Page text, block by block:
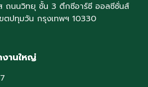
ถนนวิทยุ ชั้น 3 ตึกซีอาร์ซี ออลซีซั่นส์
ตปทุมวัน กรุงเทพฯ 10330
านใหญ่